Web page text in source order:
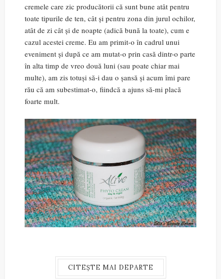
cremele care zic producătorii că sunt bune atât pentru
toate tipurile de ten, cât și pentru zona din jurul ochilor,
atât de zi cât și de noapte (adică bună la toate), cum e
cazul acestei creme. Eu am primit-o în cadrul unui
eveniment și după ce am mutat-o prin casă dintr-o parte
în alta timp de vreo două luni (sau poate chiar mai
multe), am zis totuși să-i dau o șansă și acum îmi pare
rău că am subestimat-o, fiindcă a ajuns să-mi placă
foarte mult.
CITEȘTE MAI DEPARTE